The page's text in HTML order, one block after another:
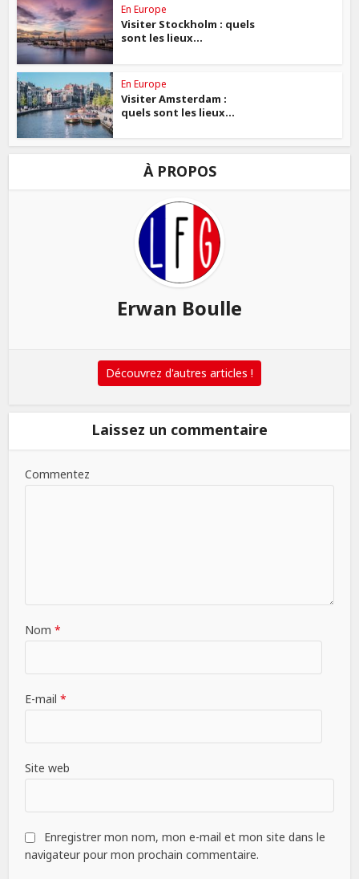
En Europe
Visiter Stockholm : quels
sont les lieux...
En Europe
Visiter Amsterdam :
quels sont les lieux...
À PROPOS
Erwan Boulle
Découvrez d'autres articles !
Laissez un commentaire
Commentez
Nom*
E-mail*
Site web
Enregistrer mon nom, mon e-mail et mon site dans le
navigateur pour mon prochain commentaire.